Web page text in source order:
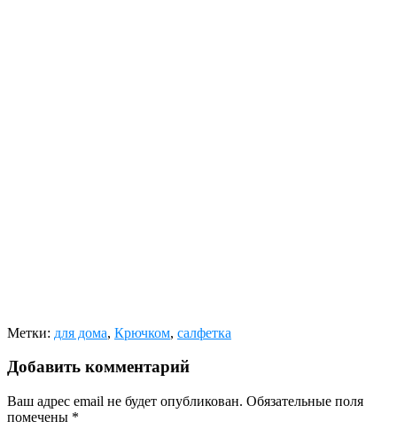
Метки: для дома, Крючком, салфетка
Добавить комментарий
Ваш адрес email не будет опубликован. Обязательные поля
помечены *